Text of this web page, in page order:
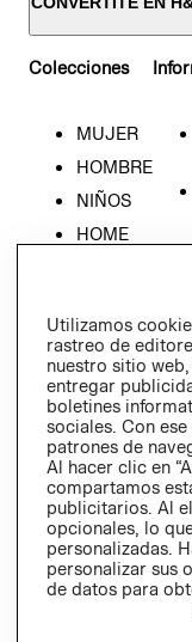
Colecciones
MUJER
HOMBRE
NIÑOS
HOME
Utilizamos
rastreo de
nuestro sitio
entregar
boletines
sociales. Con
patrones de
Al hacer clic en
compartamos
publicitarios. Al
opcionales, lo
personalizadas.
personalizar sus
de datos para